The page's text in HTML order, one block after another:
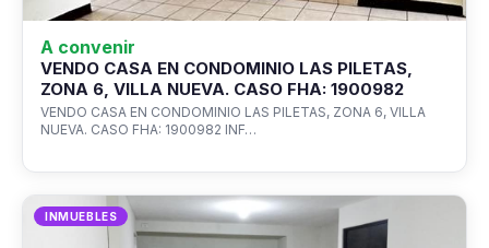
A convenir
VENDO CASA EN CONDOMINIO LAS PILETAS,
ZONA 6, VILLA NUEVA. CASO FHA: 1900982
VENDO CASA EN CONDOMINIO LAS PILETAS, ZONA 6, VILLA
NUEVA. CASO FHA: 1900982 INF…
INMUEBLES